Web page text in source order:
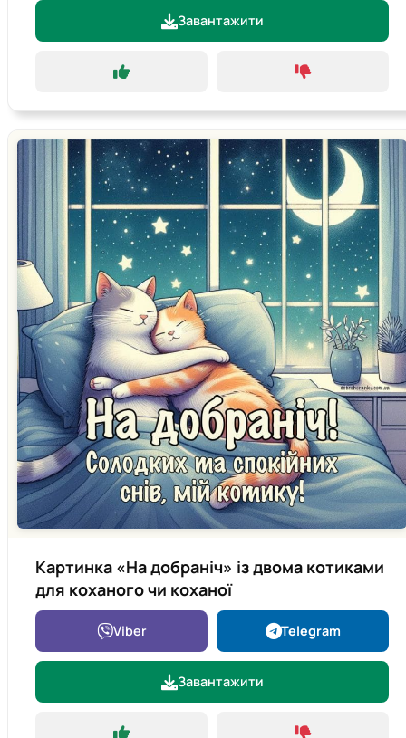
Завантажити
Картинка «На добраніч» із двома котиками
для коханого чи коханої
Viber Telegram
Завантажити